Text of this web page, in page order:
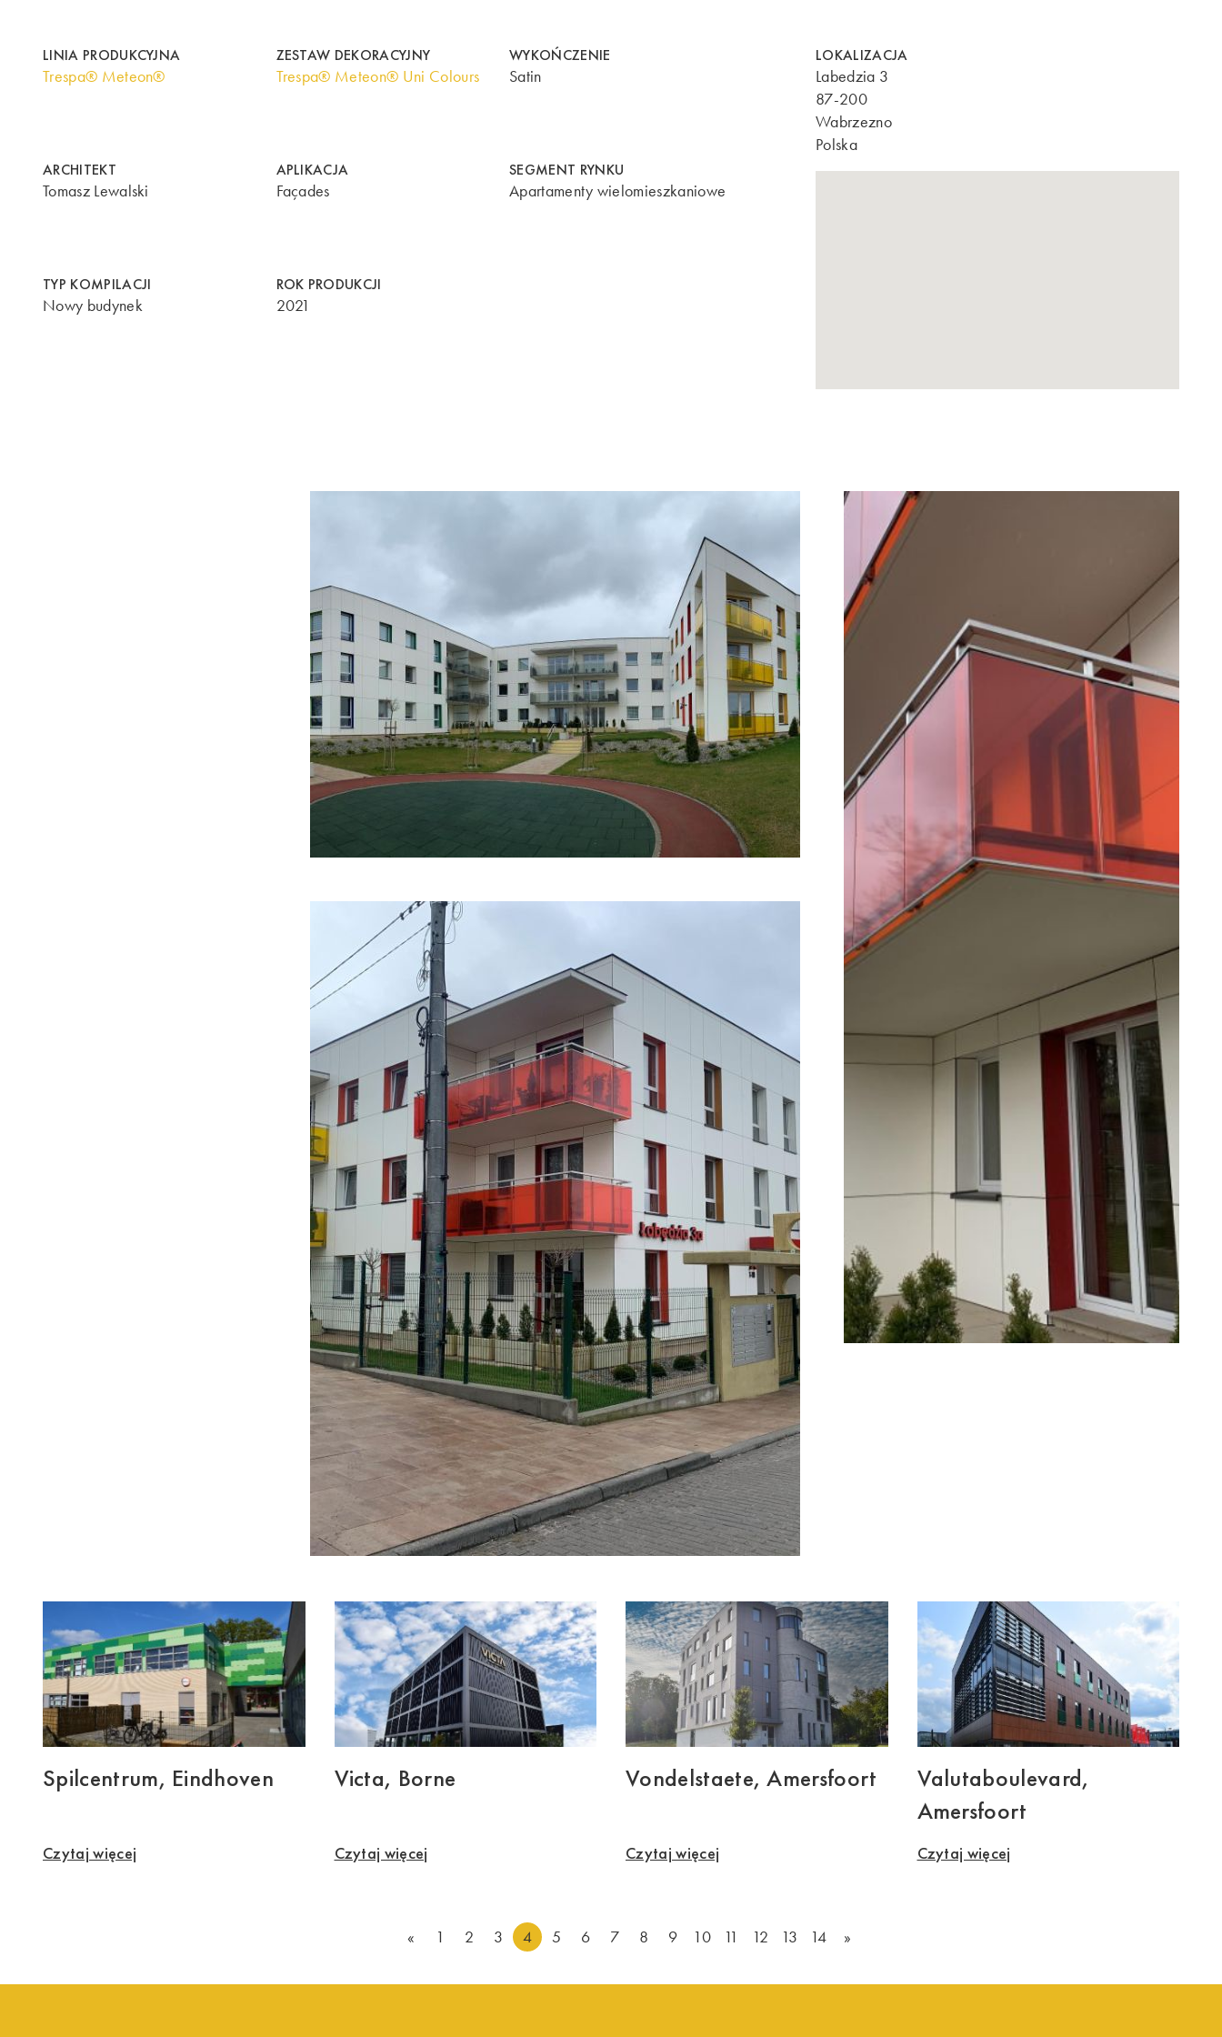
LINIA PRODUKCYJNA
Trespa® Meteon®
ZESTAW DEKORACYJNY
Trespa® Meteon® Uni Colours
WYKOŃCZENIE
Satin
ARCHITEKT
Tomasz Lewalski
APLIKACJA
Façades
SEGMENT RYNKU
Apartamenty wielomieszkaniowe
TYP KOMPILACJI
Nowy budynek
ROK PRODUKCJI
2021
LOKALIZACJA
Labedzia 3
87-200
Wabrzezno
Polska
Spilcentrum, Eindhoven
Czytaj więcej
Victa, Borne
Czytaj więcej
Vondelstaete, Amersfoort
Czytaj więcej
Valutaboulevard,
Amersfoort
Czytaj więcej
« 1 2 3 4 5 6 7 8 9 10 11 12 13 14 »